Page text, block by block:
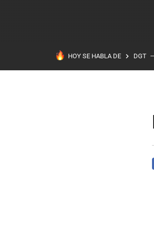
HOY SE HABLA DE DGT